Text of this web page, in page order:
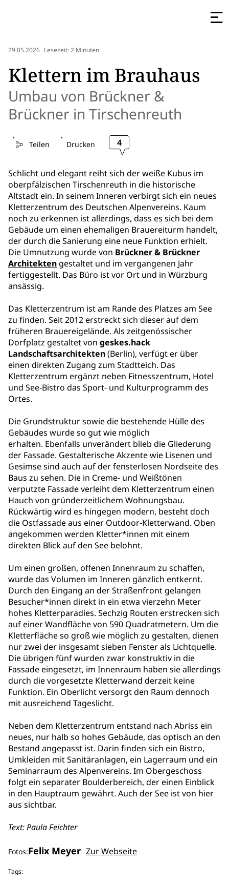
29.05.2026 Lesezeit: 2 Minuten
Klettern im Brauhaus
Umbau von Brückner &
Brückner in Tirschenreuth
Teilen Drucken 4
Schlicht und elegant reiht sich der weiße Kubus im
oberpfälzischen Tirschenreuth in die historische
Altstadt ein. In seinem Inneren verbirgt sich ein neues
Kletterzentrum des Deutschen Alpenvereins. Kaum
noch zu erkennen ist allerdings, dass es sich bei dem
Gebäude um einen ehemaligen Brauereiturm handelt,
der durch die Sanierung eine neue Funktion erhielt.
Die Umnutzung wurde von Brückner & Brückner
Architekten gestaltet und im vergangenen Jahr
fertiggestellt. Das Büro ist vor Ort und in Würzburg
ansässig.
Das Kletterzentrum ist am Rande des Platzes am See
zu finden. Seit 2012 erstreckt sich dieser auf dem
früheren Brauereigelände. Als zeitgenössischer
Dorfplatz gestaltet von geskes.hack
Landschaftsarchitekten(Berlin), verfügt er über
einen direkten Zugang zum Stadtteich. Das
Kletterzentrum ergänzt neben Fitnesszentrum, Hotel
und See-Bistro das Sport- und Kulturprogramm des
Ortes.
Die Grundstruktur sowie die bestehende Hülle des
Gebäudes wurde so gut wie möglich
erhalten. Ebenfalls unverändert blieb die Gliederung
der Fassade. Gestalterische Akzente wie Lisenen und
Gesimse sind auch auf der fensterlosen Nordseite des
Baus zu sehen. Die in Creme- und Weißtönen
verputzte Fassade verleiht dem Kletterzentrum einen
Hauch von gründerzeitlichem Wohnungsbau.
Rückwärtig wird es hingegen modern, besteht doch
die Ostfassade aus einer Outdoor-Kletterwand. Oben
angekommen werden Kletter*innen mit einem
direkten Blick auf den See belohnt.
Um einen großen, offenen Innenraum zu schaffen,
wurde das Volumen im Inneren gänzlich entkernt.
Durch den Eingang an der Straßenfront gelangen
Besucher*innen direkt in ein etwa vierzehn Meter
hohes Kletterparadies. Sechzig Routen erstrecken sich
auf einer Wandfläche von 590 Quadratmetern. Um die
Kletterfläche so groß wie möglich zu gestalten, dienen
nur zwei der insgesamt sieben Fenster als Lichtquelle.
Die übrigen fünf wurden zwar konstruktiv in die
Fassade eingesetzt, im Innenraum haben sie allerdings
durch die vorgesetzte Kletterwand derzeit keine
Funktion. Ein Oberlicht versorgt den Raum dennoch
mit ausreichend Tageslicht.
Neben dem Kletterzentrum entstand nach Abriss ein
neues, nur halb so hohes Gebäude, das optisch an den
Bestand angepasst ist. Darin finden sich ein Bistro,
Umkleiden mit Sanitäranlagen, ein Lagerraum und ein
Seminarraum des Alpenvereins. Im Obergeschoss
folgt ein separater Boulderbereich, der einen Einblick
in den Hauptraum gewährt. Auch der See ist von hier
aus sichtbar.
Text: Paula Feichter
Fotos:Felix Meyer Zur Webseite
Tags: